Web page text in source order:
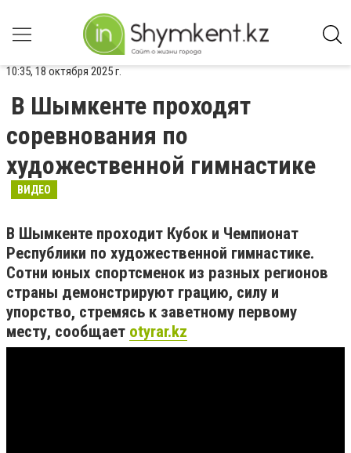
10:35, 18 октября 2025 г.
В Шымкенте проходят
соревнования по
художественной гимнастике
ВИДЕО
В Шымкенте проходит Кубок и Чемпионат
Республики по художественной гимнастике.
Сотни юных спортсменок из разных регионов
страны демонстрируют грацию, силу и
упорство, стремясь к заветному первому
месту, сообщает otyrar.kz